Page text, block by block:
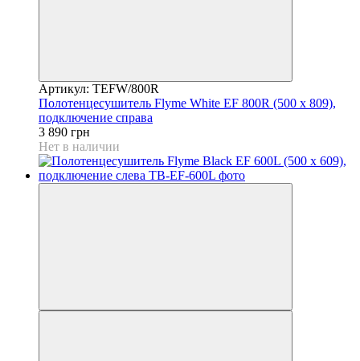
Артикул: TEFW/800R
Полотенцесушитель Flyme White EF 800R (500 х 809),
подключение справа
3 890 грн
Нет в наличии